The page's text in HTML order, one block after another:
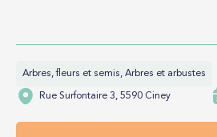
Arbres, fleurs et semis, Arbres et arbustes
Rue Surfontaire 3, 5590 Ciney